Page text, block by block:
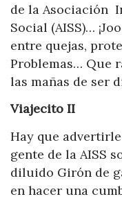
de la Asociación
Social (AISS)…
entre quejas,
Problemas… Que
las mañas de ser
Viajecito II
Hay que
gente de la AISS
diluido Girón de
en hacer una